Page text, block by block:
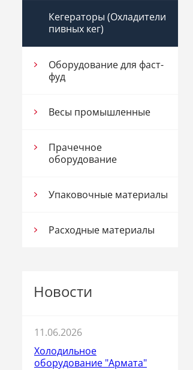
Кегераторы (Охладители
пивных кег)
Оборудование для фаст-
фуд
Весы промышленные
Прачечное
оборудование
Упаковочные материалы
Расходные материалы
Новости
11.06.2026
Холодильное
оборудование "Армата"